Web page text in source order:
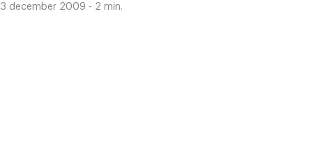
3 december 2009 - 2 min.